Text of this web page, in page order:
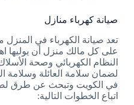
صيانة كهرباء منازل
تعد صيانة الكهرباء في المنزل
على كل مالك منزل أن يوليها
النظام الكهربائي وصحة
لضمان سلامة العائلة وسلامة
في الكويت وتبحث عن طرق
اتباع الخطوات التالية: